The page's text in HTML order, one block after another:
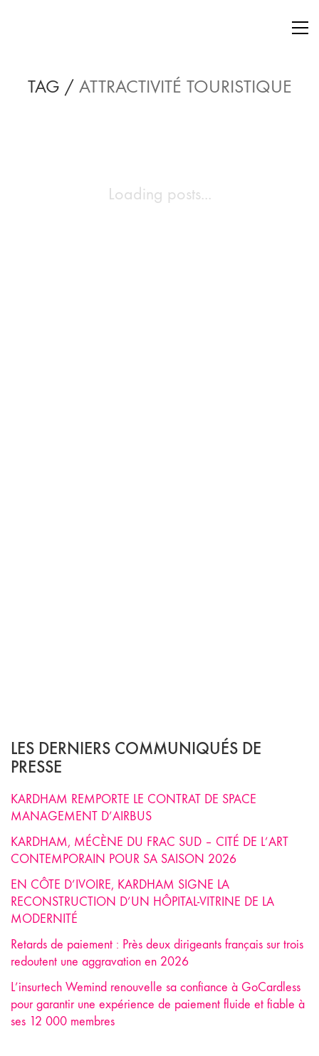
TAG / ATTRACTIVITÉ TOURISTIQUE
Loading posts...
LES DERNIERS COMMUNIQUÉS DE
PRESSE
KARDHAM REMPORTE LE CONTRAT DE SPACE
MANAGEMENT D’AIRBUS
KARDHAM, MÉCÈNE DU FRAC SUD – CITÉ DE L’ART
CONTEMPORAIN POUR SA SAISON 2026
EN CÔTE D’IVOIRE, KARDHAM SIGNE LA
RECONSTRUCTION D’UN HÔPITAL-VITRINE DE LA
MODERNITÉ
Retards de paiement : Près deux dirigeants français sur trois
redoutent une aggravation en 2026
L’insurtech Wemind renouvelle sa confiance à GoCardless
pour garantir une expérience de paiement fluide et fiable à
ses 12 000 membres